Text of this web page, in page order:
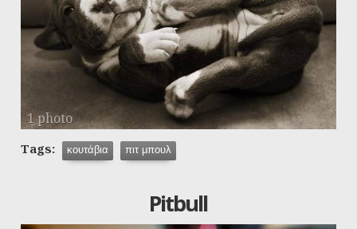
1 photo
Tags: κουτάβια πιτ μπουλ
Pitbull